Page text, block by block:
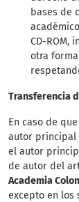
bases de
CD-ROM,
otra
Transferencia
En caso de
autor principal
el autor
de autor del
Academia
excepto en los